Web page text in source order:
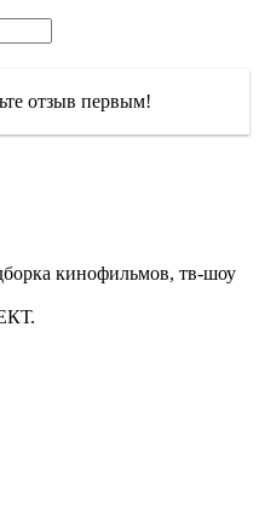
отзыв первым!
кинофильмов, тв-шоу